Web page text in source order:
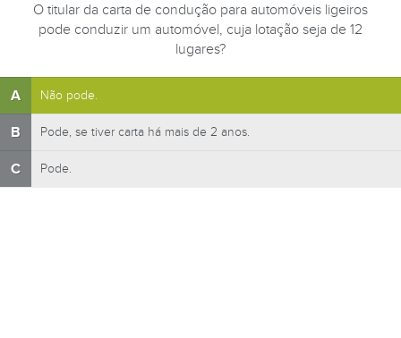
O titular da carta de condução para automóveis ligeiros
pode conduzir um automóvel, cuja lotação seja de 12
lugares?
A Não pode.
B Pode, se tiver carta há mais de 2 anos.
C Pode.